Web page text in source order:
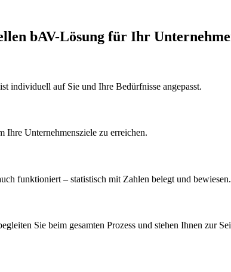
bAV-Lösung für Ihr
individuell auf Sie und Ihre Bedürfnisse angepasst.
Ihre Unternehmensziele zu erreichen.
funktioniert – statistisch mit Zahlen belegt und bewiesen.
Sie beim gesamten Prozess und stehen Ihnen zur